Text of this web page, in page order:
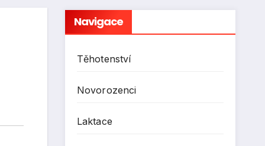
Navigace
Těhotenství
Novorozenci
Laktace